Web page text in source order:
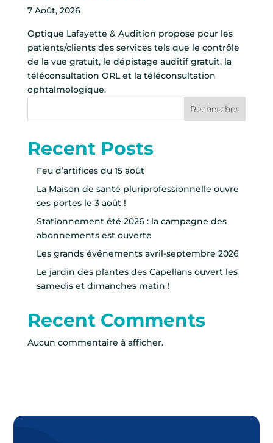
7 Août, 2026
Optique Lafayette & Audition propose pour les
patients/clients des services tels que le contrôle
de la vue gratuit, le dépistage auditif gratuit, la
téléconsultation ORL et la téléconsultation
ophtalmologique.
Rechercher
Recent Posts
Feu d’artifices du 15 août
La Maison de santé pluriprofessionnelle ouvre
ses portes le 3 août !
Stationnement été 2026 : la campagne des
abonnements est ouverte
Les grands événements avril-septembre 2026
Le jardin des plantes des Capellans ouvert les
samedis et dimanches matin !
Recent Comments
Aucun commentaire à afficher.